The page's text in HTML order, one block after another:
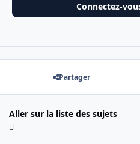
Connectez-
Partager
Aller sur la liste des sujets